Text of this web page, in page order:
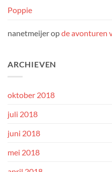
Poppie
nanetmeijeropde avonturen
ARCHIEVEN
oktober 2018
juli 2018
juni 2018
mei 2018